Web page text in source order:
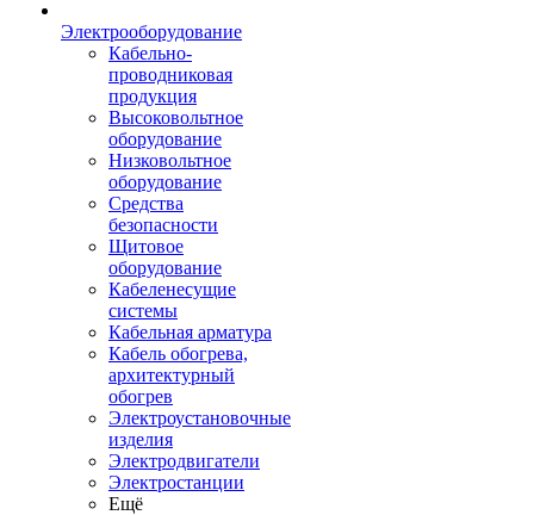
Электрооборудование
Кабельно-
проводниковая
продукция
Высоковольтное
оборудование
Низковольтное
оборудование
Средства
безопасности
Щитовое
оборудование
Кабеленесущие
системы
Кабельная арматура
Кабель обогрева,
архитектурный
обогрев
Электроустановочные
изделия
Электродвигатели
Электростанции
Ещё